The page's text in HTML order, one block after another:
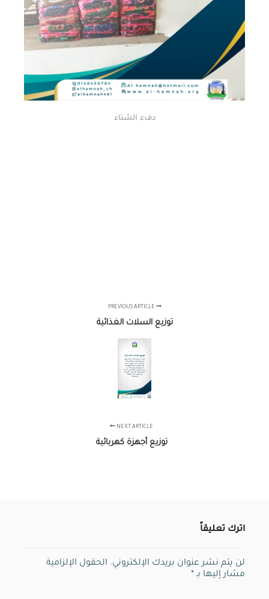
دفء الشتاء
توزيع السلات الغذائية
NEXT ARTICLE
توزيع أجهزة كهربائية
اترك تعليقاً
لن يتم نشر عنوان بريدك الإلكتروني. الحقول الإلزامية
مشار إليها بـ*